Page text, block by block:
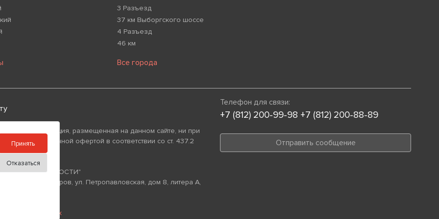
3 Разъезд
37 км Выборгского шоссе
4 Разъезд
46 км
Все города
вся информация, размещенная на данном сайте, ни при
публичной офертой в соответствии со ст. 437.2
ФОНД НЕДВИЖИМОСТИ"
Аптекарский Остров, ул. Петропавловская, дом 8, литера А,
данных
Телефон для связи:
+7 (812) 200-99-98 +7 (812) 200-88-89
Отправить сообщение
Принять
Отказаться